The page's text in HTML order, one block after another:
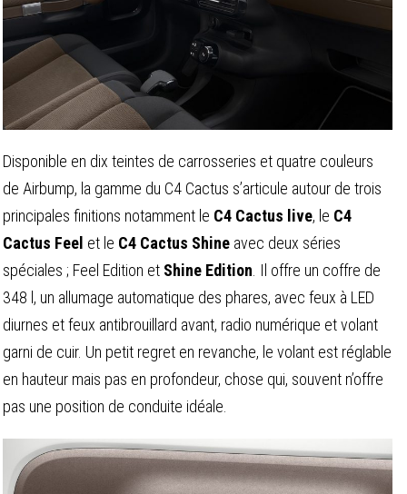
Disponible en dix teintes de carrosseries et quatre couleurs
de Airbump, la gamme du C4 Cactus s’articule autour de trois
principales finitions notamment le C4 Cactus live, le C4
Cactus Feel et le C4 Cactus Shine avec deux séries
spéciales ; Feel Edition et Shine Edition . Il offre un coffre de
348 l, un allumage automatique des phares, avec feux à LED
diurnes et feux antibrouillard avant, radio numérique et volant
garni de cuir. Un petit regret en revanche, le volant est réglable
en hauteur mais pas en profondeur, chose qui, souvent n’offre
pas une position de conduite idéale.